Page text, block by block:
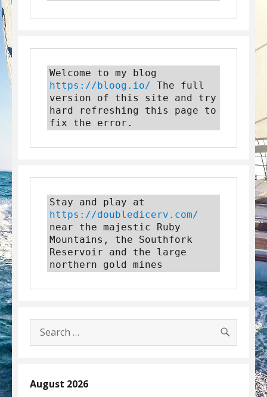
https://bloog.io/ The full
version of this site and try
hard refreshing this page to
fix the error.
https://doubledicerv.com/
near the majestic Ruby
Mountains, the Southfork
Reservoir and the large
northern gold mines
Search
for:
August 2026